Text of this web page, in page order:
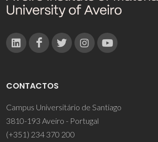
CONTACTOS
Campus Universitário de Santiago
3810-193 Aveiro - Portugal
(+351) 234 370 200